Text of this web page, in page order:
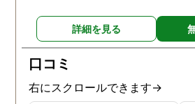
詳細を見る
口コミ
右にスクロールできます→